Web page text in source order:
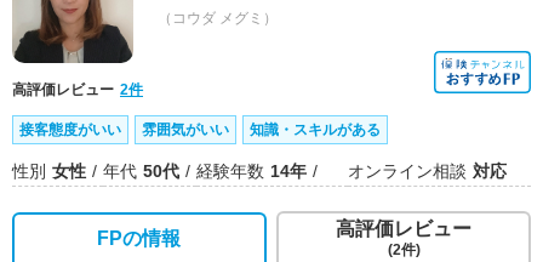
（コウダ メグミ）
高評価レビュー 2件
接客態度がいい 雰囲気がいい 知識・スキルがある
性別 女性 年代 50代 経験年数 14年 オンライン相談 対応
FPの情報 高評価レビュー
(2件)